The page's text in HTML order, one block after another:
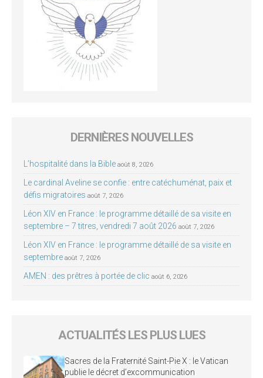
DERNIÈRES NOUVELLES
L’hospitalité dans la Bible août 8, 2026
Le cardinal Aveline se confie : entre catéchuménat, paix et
défis migratoires août 7, 2026
Léon XIV en France : le programme détaillé de sa visite en
septembre – 7 titres, vendredi 7 août 2026 août 7, 2026
Léon XIV en France : le programme détaillé de sa visite en
septembre août 7, 2026
AMEN : des prêtres à portée de clic août 6, 2026
ACTUALITÉS LES PLUS LUES
Sacres de la Fraternité Saint-Pie X : le Vatican
publie le décret d’excommunication